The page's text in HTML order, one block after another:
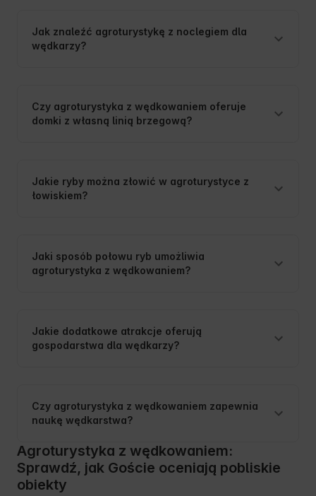
Jak znaleźć agroturystykę z noclegiem dla
wędkarzy?
Czy agroturystyka z wędkowaniem oferuje
domki z własną linią brzegową?
Jakie ryby można złowić w agroturystyce z
łowiskiem?
Jaki sposób połowu ryb umożliwia
agroturystyka z wędkowaniem?
Jakie dodatkowe atrakcje oferują
gospodarstwa dla wędkarzy?
Czy agroturystyka z wędkowaniem zapewnia
naukę wędkarstwa?
Agroturystyka z wędkowaniem:
Sprawdź, jak Goście oceniają pobliskie
obiekty